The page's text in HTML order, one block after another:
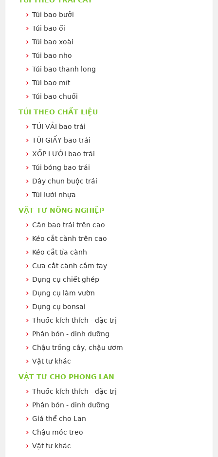
Túi bao bưởi
Túi bao ổi
Túi bao xoài
Túi bao nho
Túi bao thanh long
Túi bao mít
Túi bao chuối
TÚI THEO CHẤT LIỆU
TÚI VẢI bao trái
TÚI GIẤY bao trái
XỐP LƯỚI bao trái
Túi bóng bao trái
Dây chun buộc trái
Túi lưới nhựa
VẬT TƯ NÔNG NGHIỆP
Cân bao trái trên cao
Kéo cắt cành trên cao
Kéo cắt tỉa cành
Cưa cắt cành cầm tay
Dụng cụ chiết ghép
Dụng cụ làm vườn
Dụng cụ bonsai
Thuốc kích thích - đặc trị
Phân bón - dinh dưỡng
Chậu trồng cây, chậu ươm
Vật tư khác
VẬT TƯ CHO PHONG LAN
Thuốc kích thích - đặc trị
Phân bón - dinh dưỡng
Giá thể cho Lan
Chậu móc treo
Vật tư khác